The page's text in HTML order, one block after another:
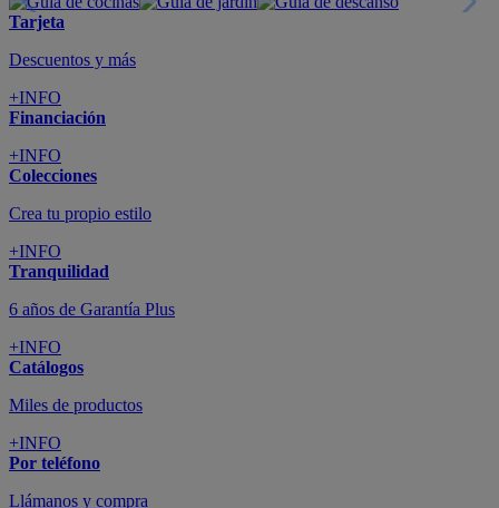
Tarjeta
Descuentos y más
+INFO
Financiación
+INFO
Colecciones
Crea tu propio estilo
+INFO
Tranquilidad
6 años de Garantía Plus
+INFO
Catálogos
Miles de productos
+INFO
Por teléfono
Llámanos y compra